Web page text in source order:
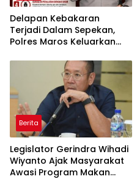
Delapan Kebakaran
Terjadi Dalam Sepekan,
Polres Maros Keluarkan
Masyarakat
Berita
Legislator Gerindra Wihadi
Wiyanto Ajak Masyarakat
Awasi Program Makan